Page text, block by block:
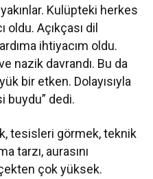
Kulüpteki herkes
oldu. Açıkçası dil
ihtiyacım oldu.
nazik davrandı. Bu da
bir etken. Dolayısıyla
buydu” dedi.
tesisleri görmek, teknik
tarzı, aurasını
çok yüksek.